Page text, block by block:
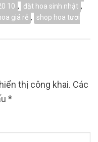
10 , đặt hoa sinh nhật ,
giá rẻ , shop hoa tươi
thị công khai. Các
*